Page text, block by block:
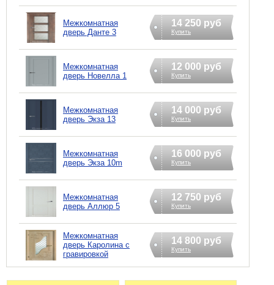
Межкомнатная
дверь Данте 3
14 250 руб
Купить
Межкомнатная
дверь Новелла 1
12 000 руб
Купить
Межкомнатная
дверь Экзa 13
14 000 руб
Купить
Межкомнатная
дверь Экзa 10m
16 000 руб
Купить
Межкомнатная
дверь Аллюр 5
12 750 руб
Купить
Межкомнатная
дверь Каролина с
гравировкой
14 800 руб
Купить